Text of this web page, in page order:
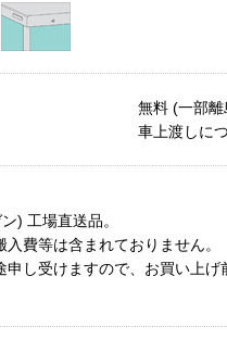
無料 (一部
車上渡しにつ
) 工場直送品。
費等は含まれておりません。
申し受けますので、お買い上げ